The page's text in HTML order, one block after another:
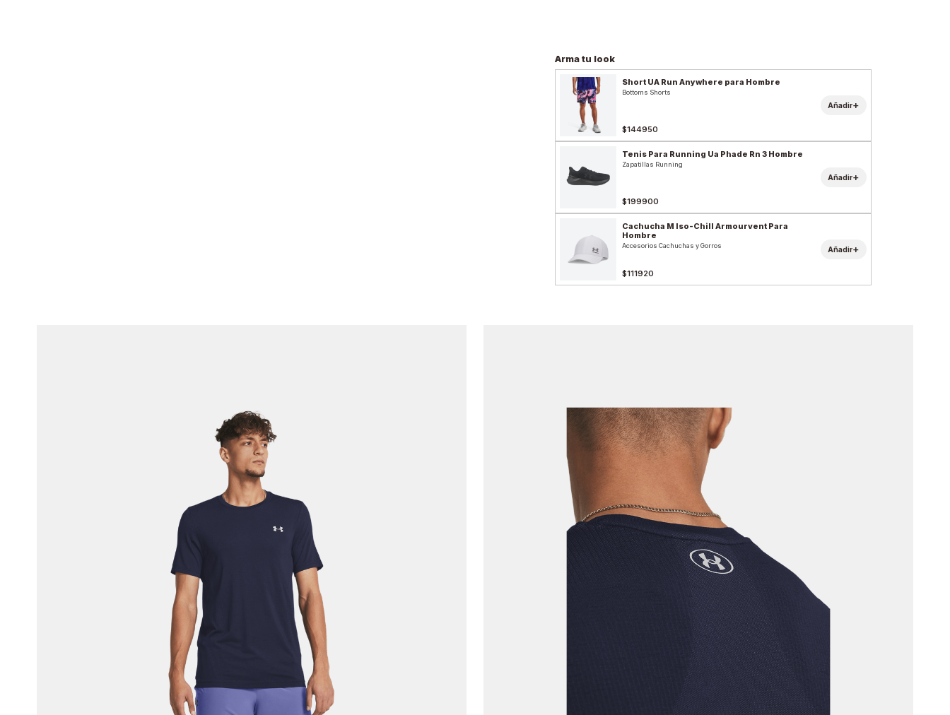
Arma tu look
Short UA Run Anywhere para Hombre
Bottoms Shorts
$144950
Añadir+
Tenis Para Running Ua Phade Rn 3 Hombre
Zapatillas Running
$199900
Añadir+
Cachucha M Iso-Chill Armourvent Para
Hombre
Accesorios Cachuchas y Gorros
$111920
Añadir+